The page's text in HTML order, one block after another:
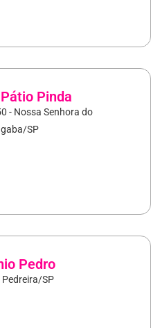
Pinda
- Nossa Senhora do
SP
Pedro
Pedreira/SP